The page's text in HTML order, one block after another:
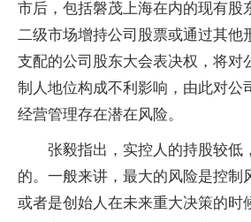
市后，包括磐茂上海在内的现有股
二级市场增持公司股票或通过其他
支配的公司股东大会表决权，将对
制人地位构成不利影响，由此对公
经营管理存在潜在风险。
张毅指出，实控人的持股较低
的。一般来讲，最大的风险是控制
或者是创始人在未来重大决策的时